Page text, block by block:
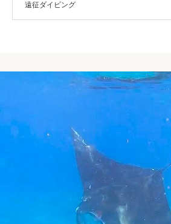
遠征ダイビング